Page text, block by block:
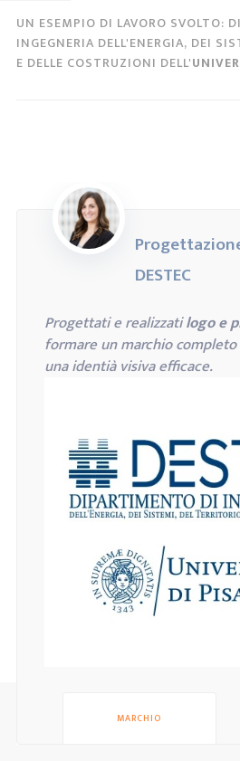
UN ESEMPIO DI LAVORO SVOLTO:
INGEGNERIA DELL'ENERGIA, DEI
E DELLE COSTRUZIONI DELL'
DESTEC
Progettati e realizzatilogo e
formare un marchio
una identià visiva efficace.
MARCHIO